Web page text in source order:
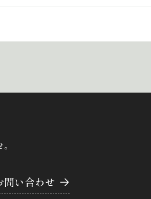
問い合わせ